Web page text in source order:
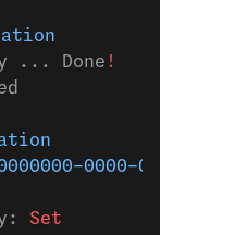
... Done !
0000-0000-0000-
Set